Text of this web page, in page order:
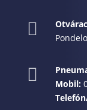


Mobil: